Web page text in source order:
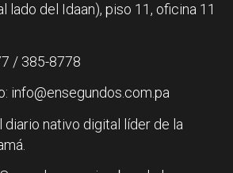
lado del Idaan), piso 11, oficina 11
/ 385-8778
info@ensegundos.com.pa
diario nativo digital líder de la